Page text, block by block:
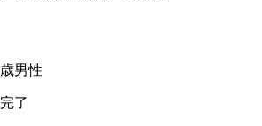
男性
了